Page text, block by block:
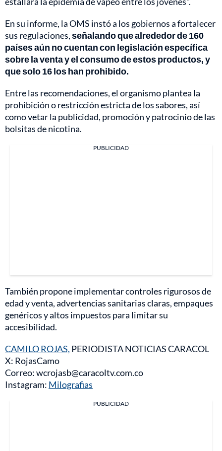
En su informe, la OMS instó a los gobiernos a fortalecer
sus regulaciones,señalando que alrededor de 160
países aún no cuentan con legislación específica
sobre la venta y el consumo de estos productos, y
que solo 16 los han prohibido.
Entre las recomendaciones, el organismo plantea la
prohibición o restricción estricta de los sabores, así
como vetar la publicidad, promoción y patrocinio de las
bolsitas de nicotina.
PUBLICIDAD
También propone implementar controles rigurosos de
edad y venta, advertencias sanitarias claras, empaques
genéricos y altos impuestos para limitar su
accesibilidad.
CAMILO ROJAS, PERIODISTA NOTICIAS CARACOL
X: RojasCamo
Correo: wcrojasb@caracoltv.com.co
Instagram: Milografias
PUBLICIDAD